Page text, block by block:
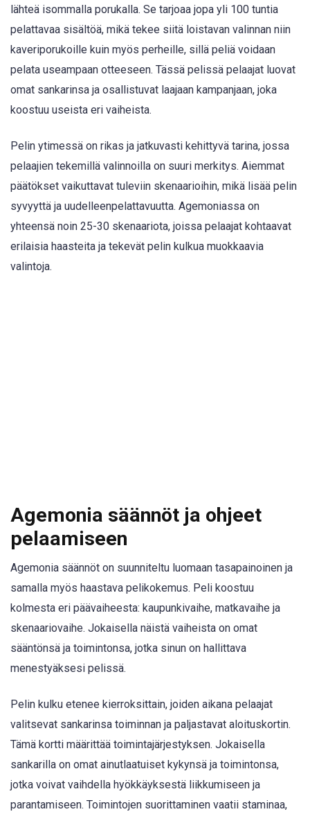
lähteä isommalla porukalla. Se tarjoaa jopa yli 100 tuntia
pelattavaa sisältöä, mikä tekee siitä loistavan valinnan niin
kaveriporukoille kuin myös perheille, sillä peliä voidaan
pelata useampaan otteeseen. Tässä pelissä pelaajat luovat
omat sankarinsa ja osallistuvat laajaan kampanjaan, joka
koostuu useista eri vaiheista.
Pelin ytimessä on rikas ja jatkuvasti kehittyvä tarina, jossa
pelaajien tekemillä valinnoilla on suuri merkitys. Aiemmat
päätökset vaikuttavat tuleviin skenaarioihin, mikä lisää pelin
syvyyttä ja uudelleenpelattavuutta. Agemoniassa on
yhteensä noin 25-30 skenaariota, joissa pelaajat kohtaavat
erilaisia haasteita ja tekevät pelin kulkua muokkaavia
valintoja.
Agemonia säännöt ja ohjeet
pelaamiseen
Agemonia säännöt on suunniteltu luomaan tasapainoinen ja
samalla myös haastava pelikokemus. Peli koostuu
kolmesta eri päävaiheesta: kaupunkivaihe, matkavaihe ja
skenaariovaihe. Jokaisella näistä vaiheista on omat
sääntönsä ja toimintonsa, jotka sinun on hallittava
menestyäksesi pelissä.
Pelin kulku etenee kierroksittain, joiden aikana pelaajat
valitsevat sankarinsa toiminnan ja paljastavat aloituskortin.
Tämä kortti määrittää toimintajärjestyksen. Jokaisella
sankarilla on omat ainutlaatuiset kykynsä ja toimintonsa,
jotka voivat vaihdella hyökkäyksestä liikkumiseen ja
parantamiseen. Toimintojen suorittaminen vaatii staminaa,